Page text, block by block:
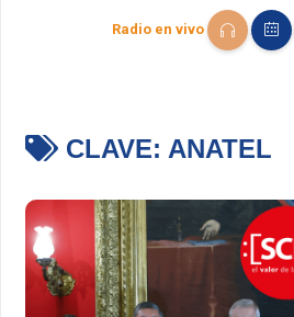
Radio en vivo
CLAVE: ANATEL